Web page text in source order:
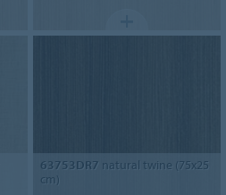
63753DR7 natural twine (75x25
cm)